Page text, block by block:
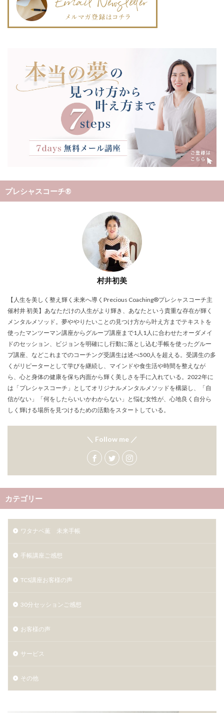
プレシャスコーチ®
村井初美
【人生を美しく整え輝く未来へ導くPrecious Coaching®プレシャスコーチ主
催村井 初美】あなただけの人生がより輝き、あなたという貴重な存在が輝く
メンタルメソッド。夢ややりたいことの見つけ方から叶え方までテキストを
使ったマンツーマン講座からグループ講座まで1人1人に合わせたオーダメイ
ドのセッション、ビジョンを明確にし行動に落とし込む手帳を使ったグルー
プ講座、などこれまでのコーチング受講生は述べ500人を超える。受講生の多
くがリピーターとして学びを継続し、マインドや食生活や時間を整えなが
ら、心と身体の健康を保ち内面から輝く美しさを手に入れている。2022年に
は「プレシャスコーチ」としてオリジナルメンタルメソッドを構築し、「自
信がない」「何をしたらいいかわからない」と悩む女性が、心地良く自分ら
しく輝ける場所を見つけるための活動をスタートしている。
＼ Follow me ／
カテゴリー
ワタナベ薫 未来手帳
手帳講座ご感想
TCS講座お客様の声
30分セッションご感想
お客様の声
サービス
その他